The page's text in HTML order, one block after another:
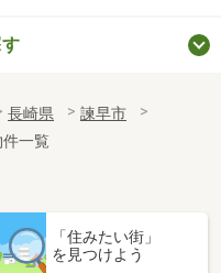
長崎県
諫早市
一覧
「住みたい街」
を見つけよう